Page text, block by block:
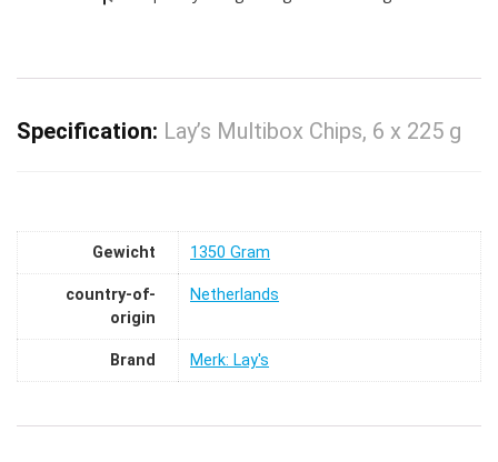
Specification: Lay’s Multibox Chips, 6 x 225 g
Gewicht ‎1350 Gram
country-of-
origin
‎Netherlands
Brand Merk: Lay's